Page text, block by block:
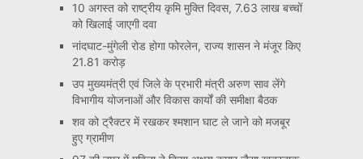
10 अगस्त को राष्ट्रीय कृमि मुक्ति दिवस, 7.63 लाख बच्चों
को खिलाई जाएगी दवा
नांदघाट-मुंगेली रोड होगा फोरलेन, राज्य शासन ने मंजूर किए
21.81 करोड़
उप मुख्यमंत्री एवं जिले के प्रभारी मंत्री अरुण साव लेंगे
विभागीय योजनाओं और विकास कार्यों की समीक्षा बैठक
शव को ट्रैक्टर में रखकर श्मशान घाट ले जाने को मजबूर
हुए ग्रामीण